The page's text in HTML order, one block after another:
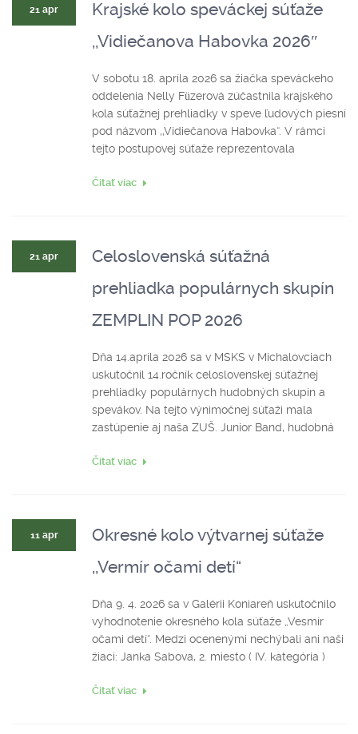
21 apr
Krajské kolo speváckej súťaže
,,Vidiečanova Habovka 2026″
V sobotu 18. apríla 2026 sa žiačka speváckeho
oddelenia Nelly Füzerová zúčastnila krajského
kola súťažnej prehliadky v speve ľudových piesní
pod názvom ,,Vidiečanova Habovka“. V rámci
tejto postupovej súťaže reprezentovala
Čitať viac
21 apr
Celoslovenská súťažná
prehliadka populárnych skupín
ZEMPLIN POP 2026
Dňa 14.apríla 2026 sa v MSKS v Michalovciach
uskutočnil 14.ročník celoslovenskej súťažnej
prehliadky populárnych hudobných skupín a
spevákov. Na tejto výnimočnej súťaži mala
zastúpenie aj naša ZUŠ. Junior Band, hudobná
Čitať viac
11 apr
Okresné kolo výtvarnej súťaže
,,Vermír očami detí“
Dňa 9. 4. 2026 sa v Galérii Koniareň uskutočnilo
vyhodnotenie okresného kola súťaže „Vesmír
očami detí“. Medzi ocenenými nechýbali ani naši
žiaci: Janka Sabova, 2. miesto ( IV. kategória )
Čitať viac